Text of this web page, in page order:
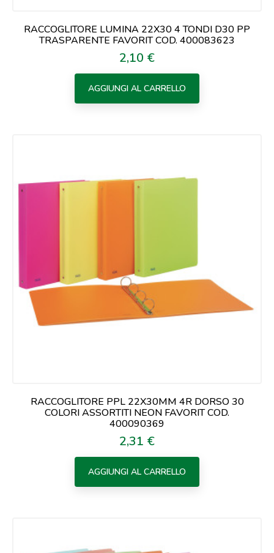
RACCOGLITORE LUMINA 22X30 4 TONDI D30 PP
TRASPARENTE FAVORIT COD. 400083623
Prezzo
2,10 €
AGGIUNGI AL CARRELLO
RACCOGLITORE PPL 22X30MM 4R DORSO 30
COLORI ASSORTITI NEON FAVORIT COD.
400090369
Prezzo
2,31 €
AGGIUNGI AL CARRELLO